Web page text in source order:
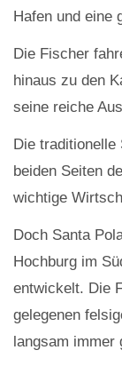
Hafen und eine
Die Fischer
hinaus zu den
seine reiche
Die traditionelle
beiden Seiten
wichtige
Doch Santa
Hochburg im
entwickelt. Die
gelegenen
langsam immer